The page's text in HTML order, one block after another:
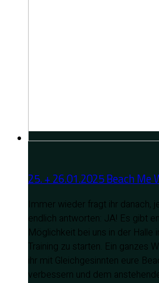
25. + 26.01.2025 Beach Me
Immer wieder fragt ihr danach,
endlich antworten: JA! Es gibt
Möglichkeit bei uns in der Halle
Training zu starten. Ein ganzes
ihr mit Gleichgesinnten eure
verbessern und dem